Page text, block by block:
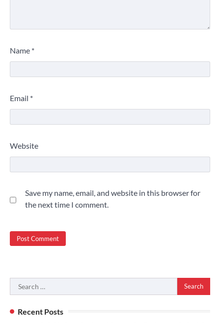
Name *
Email *
Website
Save my name, email, and website in this browser for
the next time I comment.
Search
for:
Recent Posts